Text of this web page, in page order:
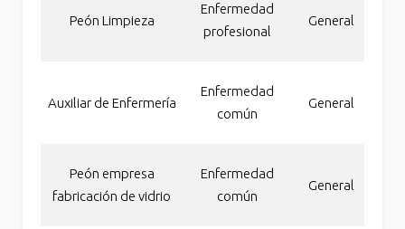
Peón Limpieza
Enfermedad
profesional
General
Auxiliar de Enfermería
Enfermedad
común
General
Peón empresa
fabricación de vidrio
Enfermedad
común
General